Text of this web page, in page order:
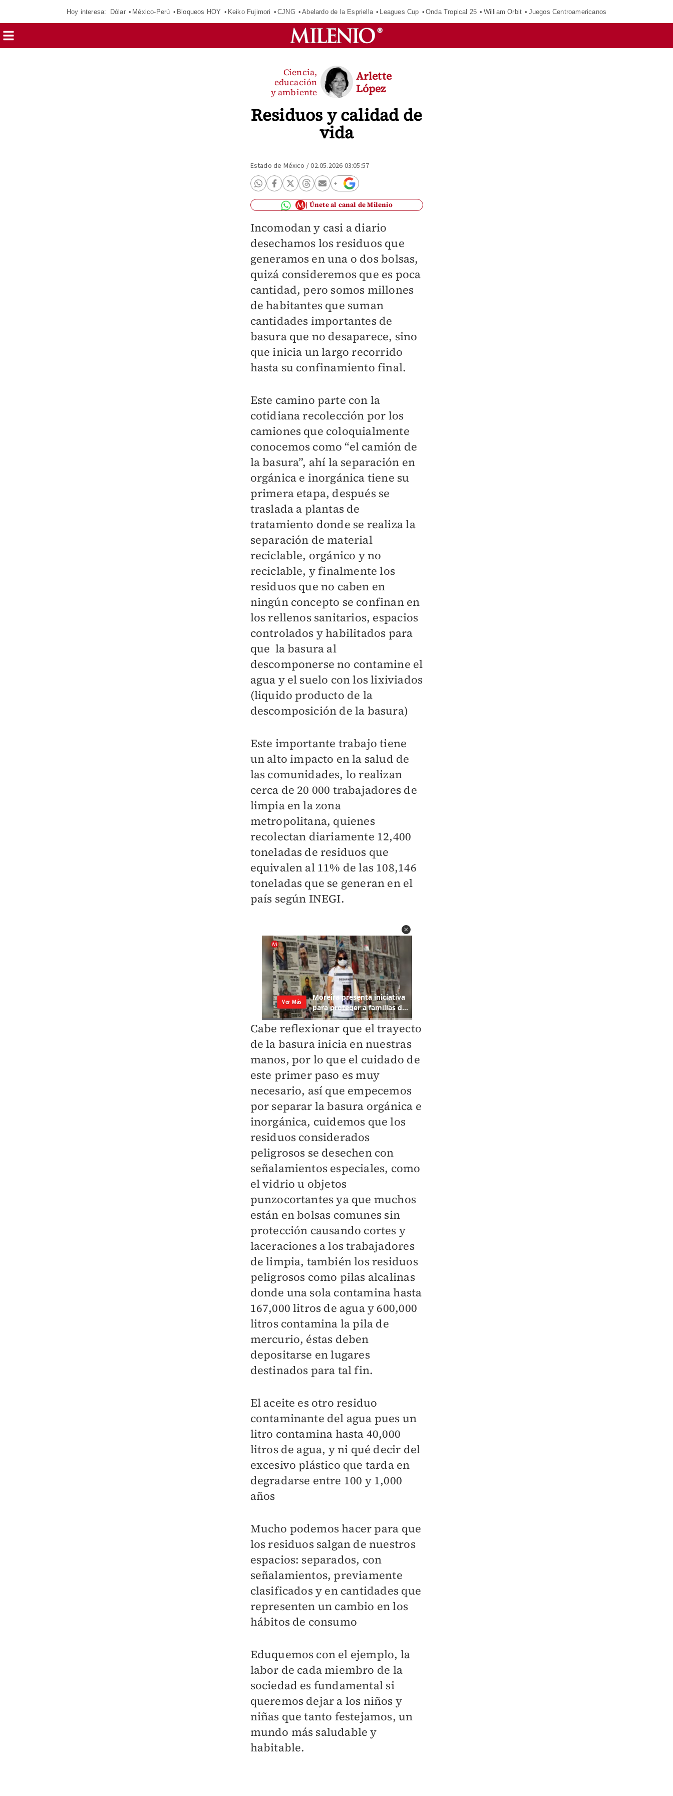
Hoy interesa: Dólar México-Perú Bloqueos HOY Keiko Fujimori CJNG Abelardo de la Espriella Leagues Cup Onda Tropical 25 William Orbit Juegos Centroamericanos
Residuos y calidad de
vida
Ciencia,
educación
y ambiente
Arlette
López
Estado de México /02.05.2026 03:05:57
Únete al canal de Milenio
Incomodan y casi a diario
desechamos los residuos que
generamos en una o dos bolsas,
quizá consideremos que es poca
cantidad, pero somos millones
de habitantes que suman
cantidades importantes de
basura que no desaparece, sino
que inicia un largo recorrido
hasta su confinamiento final.
Este camino parte con la
cotidiana recolección por los
camiones que coloquialmente
conocemos como “el camión de
la basura”, ahí la separación en
orgánica e inorgánica tiene su
primera etapa, después se
traslada a plantas de
tratamiento donde se realiza la
separación de material
reciclable, orgánico y no
reciclable, y finalmente los
residuos que no caben en
ningún concepto se confinan en
los rellenos sanitarios, espacios
controlados y habilitados para
que la basura al
descomponerse no contamine el
agua y el suelo con los lixiviados
(liquido producto de la
descomposición de la basura)
Este importante trabajo tiene
un alto impacto en la salud de
las comunidades, lo realizan
cerca de 20 000 trabajadores de
limpia en la zona
metropolitana, quienes
recolectan diariamente 12,400
toneladas de residuos que
equivalen al 11% de las 108,146
toneladas que se generan en el
país según INEGI.
Cabe reflexionar que el trayecto
de la basura inicia en nuestras
manos, por lo que el cuidado de
este primer paso es muy
necesario, así que empecemos
por separar la basura orgánica e
inorgánica, cuidemos que los
residuos considerados
peligrosos se desechen con
señalamientos especiales, como
el vidrio u objetos
punzocortantes ya que muchos
están en bolsas comunes sin
protección causando cortes y
laceraciones a los trabajadores
de limpia, también los residuos
peligrosos como pilas alcalinas
donde una sola contamina hasta
167,000 litros de agua y 600,000
litros contamina la pila de
mercurio, éstas deben
depositarse en lugares
destinados para tal fin.
El aceite es otro residuo
contaminante del agua pues un
litro contamina hasta 40,000
litros de agua, y ni qué decir del
excesivo plástico que tarda en
degradarse entre 100 y 1,000
años
Mucho podemos hacer para que
los residuos salgan de nuestros
espacios: separados, con
señalamientos, previamente
clasificados y en cantidades que
representen un cambio en los
hábitos de consumo
Eduquemos con el ejemplo, la
labor de cada miembro de la
sociedad es fundamental si
queremos dejar a los niños y
niñas que tanto festejamos, un
mundo más saludable y
habitable.